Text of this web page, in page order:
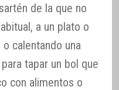
de la que no
a un plato o
calentando una
tapar un bol que
con alimentos o